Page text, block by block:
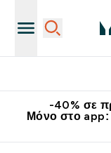
-40% σε
Μόνο στο